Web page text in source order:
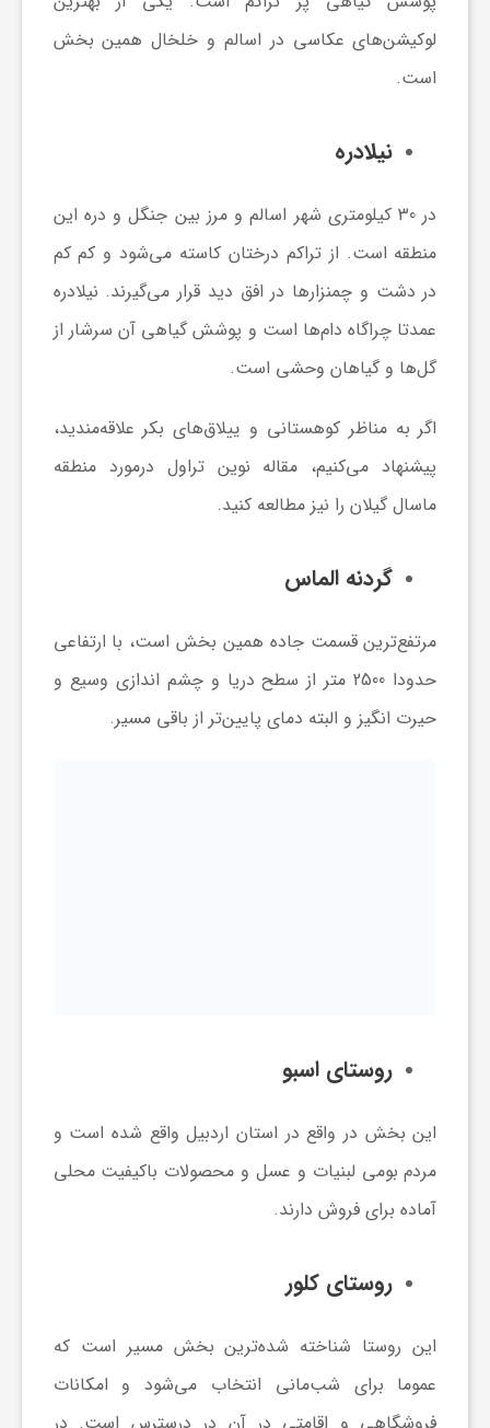
لوکیشن‌های عکاسی در اسالم و خلخال همین بخش
است.
نیلا‌دره
در 30 کیلومتری شهر اسالم و مرز بین جنگل و دره این
منطقه است. از تراکم درختان کاسته می‌شود و کم کم
در دشت و چمنزارها در افق دید قرار می‌گیرند. نیلادره
عمدتا چراگاه دام‌ها است و پوشش گیاهی آن سرشار از
گل‌ها و گیاهان وحشی است.
اگر به مناظر کوهستانی و ییلاق‌های بکر علاقه‌مندید،
پیشنهاد می‌کنیم، مقاله نوین تراول درمورد منطقه
ماسال گیلان را نیز مطالعه کنید.
گردنه الماس
مرتفع‌ترین قسمت جاده همین بخش است، با ارتفاعی
حدودا 2500 متر از سطح دریا و چشم اندازی وسیع و
حیرت انگیز و البته دمای پایین‌تر از باقی مسیر.
روستای اسبو
این بخش در واقع در استان اردبیل واقع شده است و
مردم بومی لبنیات و عسل و محصولات باکیفیت محلی
آماده برای فروش دارند.
روستای کلور
این روستا شناخته شده‌ترین بخش مسیر است که
عموما برای شب‌مانی انتخاب می‌شود و امکانات
فروشگاهی و اقامتی در آن در درسترس است. در